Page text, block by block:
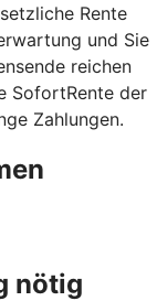
Rente
und Sie
reichen
SofortRente der
Zahlungen.
nötig